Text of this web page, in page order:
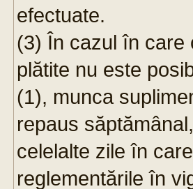
efectuate.
(3) În cazul în care
plătite nu este
(1), munca
repaus
celelalte zile în
reglementările în